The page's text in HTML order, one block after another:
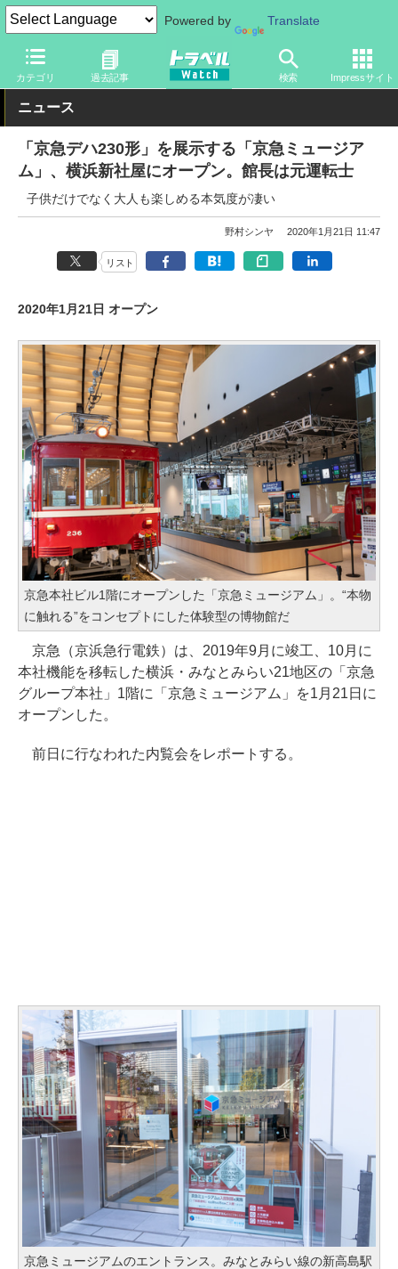
Powered by Translate
カテゴリ 過去記事 検索 Impressサイト
トラベル Watch 地域 国内旅行 関東
ニュース
「京急デハ230形」を展示する「京急ミュージア
ム」、横浜新社屋にオープン。館長は元運転士
子供だけでなく大人も楽しめる本気度が凄い
野村シンヤ 2020年1月21日 11:47
リスト
2020年1月21日 オープン
京急本社ビル1階にオープンした「京急ミュージアム」。“本物
に触れる”をコンセプトにした体験型の博物館だ
京急（京浜急行電鉄）は、2019年9月に竣工、10月に
本社機能を移転した横浜・みなとみらい21地区の「京急
グループ本社」1階に「京急ミュージアム」を1月21日に
オープンした。
前日に行なわれた内覧会をレポートする。
京急ミュージアムのエントランス。みなとみらい線の新高島駅